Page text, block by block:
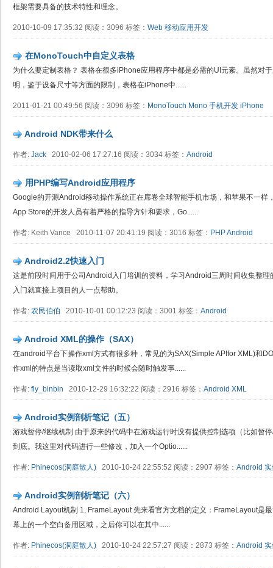
框架需要具备的技术特性和理念。
2010-10-09 17:35:32 阅读：3096 标签： Web 移动应用开发
在MonoTouch中自定义表格
为什么要定制表格？ 表格在很多iPhone应用程序中都是必需的UI元素。虽然对
明，鉴于设备尺寸等方面的限制，表格在iPhone中......
2011-01-21 00:49:56 阅读：3096 标签： MonoTouch Mono 手机开发 iPhone
Android NDK带来什么
作者: Jack 2010-02-06 17:27:16 阅读：3034 标签： Android
用PHP编写Android应用程序
Google的开源Android移动操作系统正在席卷全球智能手机市场，和苹果不一样
App Store的开发人员有着严格的指导方针和要求，Go......
作者: Keith Vance 2010-11-07 20:41:19 阅读：3016 标签： PHPAndroid
Android2.2快速入门
这是前段时间用于公司Android入门培训的资料，学习Android三周时间收集整
入门就直接上项目的人一点帮助。
作者: 农民伯伯 2010-10-01 00:12:23 阅读：3001 标签： Android
Android XML的操作（SAX）
在android平台下操作xml方式有很多种，常见的为SAX(Simple APIfor XML)和
作xml的特点是当读取xml文件的时候会随时触发事......
作者: fly_binbin 2010-12-29 16:32:22 阅读：2916 标签： Android XML
Android实例剖析笔记（五）
游戏暂停/继续机制 由于原来的代码中在游戏运行时没有提供控制选项（比如暂
到底。我这里对代码进行一些修改，加入一个Optio......
作者: Phinecos(洞庭散人) 2010-10-24 22:55:52 阅读：2907 标签： Android
Android实例剖析笔记（六）
Android Layout机制 1, FrameLayout 先来看官方文档的定义：FrameLayout是
幕上的一个空白备用区域，之后你可以在其中......
作者: Phinecos(洞庭散人) 2010-10-24 22:57:27 阅读：2873 标签： Android